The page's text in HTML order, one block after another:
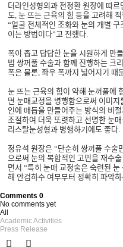
더라인성형외과 전정환 원장에 따
도 ,눈 뜨는 근육의 힘 등을 고려해
“얼굴 전체적인 조화와 눈의 개별
이는 방법이다”고 전했다
폭이 좁고 답답한 눈을 시원하게 만
법 쌍꺼풀 수술과 함께 진행하는 크
폭은 물론 ,좌우 폭까지 넓어지기 때
눈 뜨는 근육의 힘이 약해 눈꺼풀에
면 눈매교정을 병행함으로써 이미지
인에 매듭을 만들어주는 방식의 비
조절하여 더욱 또렷하고 선명한 눈
리스탈눈성형과 병행하기에도 좋다
정유석 원장은 “단순히 쌍꺼풀 수술
으로써 눈의 복합적인 고민을 재수
면서 “특히 눈매 교정술은 숙련된
해 안검하수 여부부터 정확히 파악
Comments 0
No comments yet
All
Academic Activities
Press Release